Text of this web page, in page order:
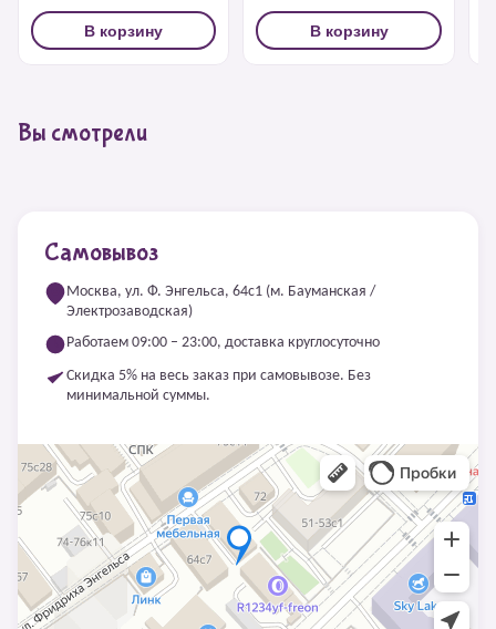
В корзину В корзину
Вы смотрели
Самовывоз
Москва, ул. Ф. Энгельса, 64с1 (м. Бауманская /
Электрозаводская)
Работаем 09:00 – 23:00, доставка круглосуточно
Скидка 5% на весь заказ при самовывозе. Без
минимальной суммы.